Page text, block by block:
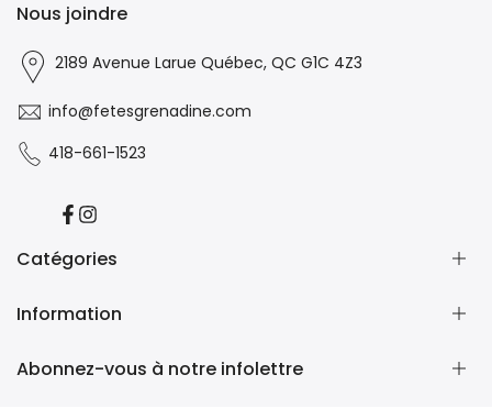
Nous joindre
2189 Avenue Larue Québec, QC G1C 4Z3
info@fetesgrenadine.com
418-661-1523
Facebook
Instagram
Catégories
Fête des mères
Plantes
Information
Recherche
Abonnez-vous à notre infolettre